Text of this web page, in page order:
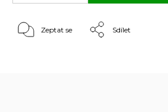
Zeptat se Sdílet